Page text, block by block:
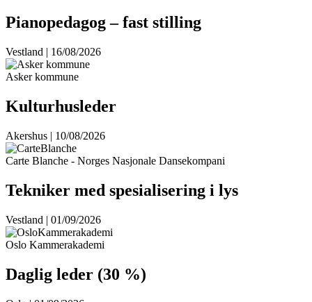
Pianopedagog – fast stilling
Vestland | 16/08/2026
Asker kommune
Kulturhusleder
Akershus | 10/08/2026
Carte Blanche - Norges Nasjonale Dansekompani
Tekniker med spesialisering i lys
Vestland | 01/09/2026
Oslo Kammerakademi
Daglig leder (30 %)